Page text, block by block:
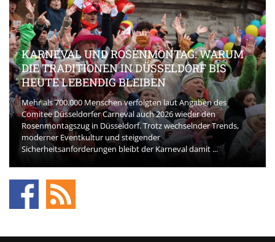
KARNEVAL UND ROSENMONTAG: WARUM
DIE TRADITIONEN IN DÜSSELDORF BIS
HEUTE LEBENDIG BLEIBEN
Mehr als 700.000 Menschen verfolgten laut Angaben des
Comitee Düsseldorfer Carneval auch 2026 wieder den
Rosenmontagszug in Düsseldorf. Trotz wechselnder Trends,
moderner Eventkultur und steigender
Sicherheitsanforderungen bleibt der Karneval damit ...